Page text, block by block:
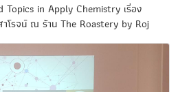
Topics in Apply Chemistry เรื่อง
โรจน์ ณ ร้าน The Roastery by Roj